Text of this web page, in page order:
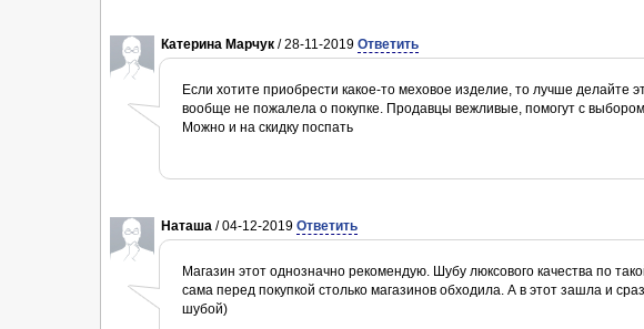
Катерина Марчук / 28-11-2019 Ответить
Если хотите приобрести какое-то меховое изделие, то лучше делайте
вообще не пожалела о покупке. Продавцы вежливые, помогут с
Можно и на скидку поспать
Наташа / 04-12-2019 Ответить
Магазин этот однозначно рекомендую. Шубу люксового качества по
сама перед покупкой столько магазинов обходила. А в этот зашла и
шубой)